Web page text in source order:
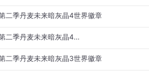
二季丹麦未来暗灰晶4世界徽章
二季丹麦未来暗灰晶4…
二季丹麦未来暗灰晶3世界徽章